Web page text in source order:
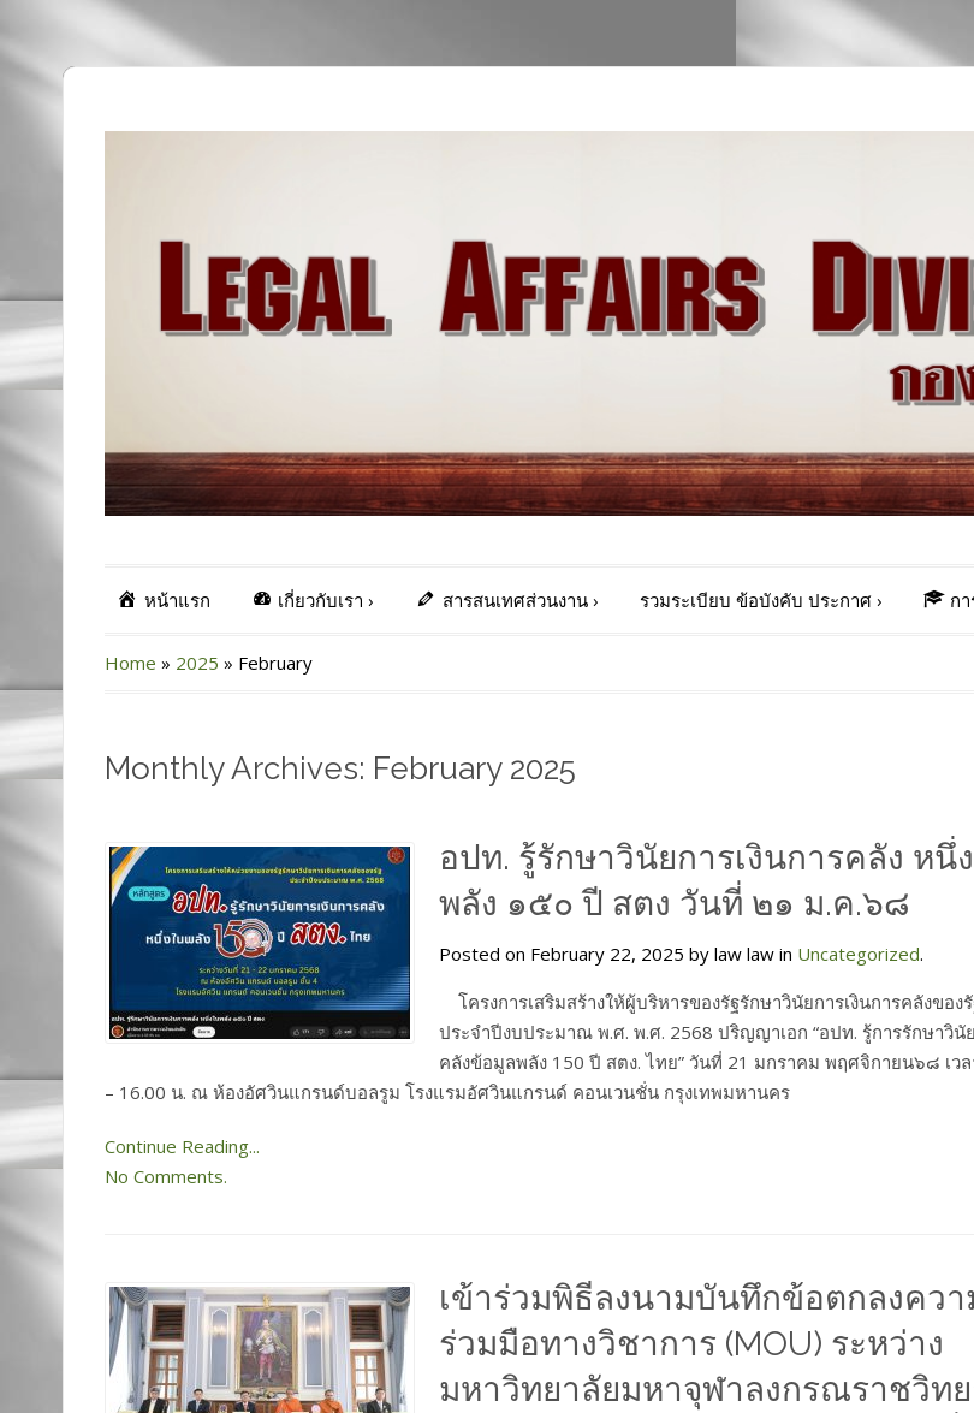
หน้าแรก เกี่ยวกับเรา › สารสนเทศส่วนงาน› รวมระเบียบ ข้อบังคับ ประกาศ› ก
Home » 2025 » February
Monthly Archives: February 2025
อปท. รู้รักษาวินัยการเงินการคลัง หนึ่
พลัง ๑๕๐ ปี สตง วันที่ ๒๑ ม.ค.๖๘
Posted on February 22, 2025 by law law in Uncategorized.
โครงการเสริมสร้างให้ผู้บริหารของรัฐรักษาวินัยการเงินการคลังของ
ประจำปีงบประมาณ พ.ศ. พ.ศ. 2568 ปริญญาเอก “อปท. รู้การรักษาวินั
คลังข้อมูลพลัง 150 ปี สตง. ไทย” วันที่ 21 มกราคม พฤศจิกายน๖๘ เวล
– 16.00 น. ณ ห้องอัศวินแกรนด์บอลรูม โรงแรมอัศวินแกรนด์ คอนเวนชั่น กรุงเทพมหานคร
Continue Reading...
No Comments.
เข้าร่วมพิธีลงนามบันทึกข้อตกลงควา
ร่วมมือทางวิชาการ (MOU) ระหว่าง
มหาวิทยาลัยมหาจุฬาลงกรณราชวิท